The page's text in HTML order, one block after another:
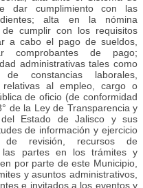
dar cumplimiento con las
alta en la nómina
cumplir con los requisitos
a cabo el pago de sueldos,
comprobantes de pago;
administrativas tales como
constancias laborales,
relativas al empleo, cargo o
de oficio (de conformidad
de la Ley de Transparencia y
Estado de Jalisco y sus
de información y ejercicio
de revisión, recursos de
las partes en los trámites y
por parte de este Municipio,
y asuntos administrativos,
e invitados a los eventos y